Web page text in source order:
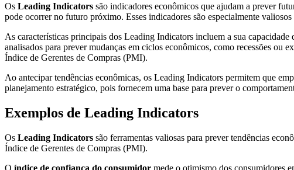
Os Leading Indicators são indicadores econômicos que ajudam a prever
pode ocorrer no futuro próximo. Esses indicadores são especialmente
As características principais dos Leading Indicators incluem a sua
analisados para prever mudanças em ciclos econômicos, como recessões
Índice de Gerentes de Compras (PMI).
Ao antecipar tendências econômicas, os Leading Indicators permitem que
planejamento estratégico, pois fornecem uma base para prever o
Exemplos de Leading Indicators
Os Leading Indicators são ferramentas valiosas para prever tendências
Índice de Gerentes de Compras (PMI).
O índice de confiança do consumidor mede o otimismo dos consumidores